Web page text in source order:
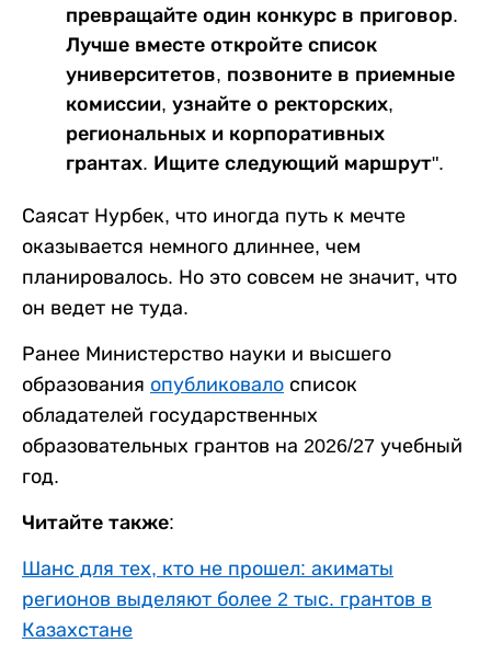
превращайте один конкурс в приговор.
Лучше вместе откройте список
университетов, позвоните в приемные
комиссии, узнайте о ректорских,
региональных и корпоративных
грантах. Ищите следующий маршрут".
Саясат Нурбек, что иногда путь к мечте
оказывается немного длиннее, чем
планировалось. Но это совсем не значит, что
он ведет не туда.
Ранее Министерство науки и высшего
образования опубликовало список
обладателей государственных
образовательных грантов на 2026/27 учебный
год.
Читайте также:
Шанс для тех, кто не прошел: акиматы
регионов выделяют более 2 тыс. грантов в
Казахстане